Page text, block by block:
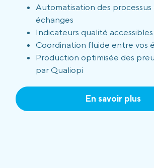
Automatisation des processus
échanges
Indicateurs qualité
Coordination fluide entre vos
Production optimisée des
par Qualiopi
En savoir plus